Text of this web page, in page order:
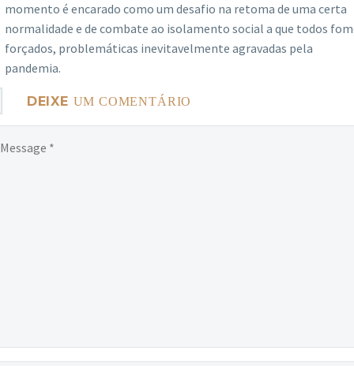
momento é encarado como um desafio na retoma de uma certa
normalidade e de combate ao isolamento social a que todos
forçados, problemáticas inevitavelmente agravadas pela
pandemia.
DEIXE UM COMENTÁRIO